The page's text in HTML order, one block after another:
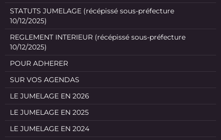
STATUTS JUMELAGE (récépissé sous-préfecture
10/12/2025)
REGLEMENT INTERIEUR (récépissé sous-préfecture
10/12/2025)
POUR ADHERER
SUR VOS AGENDAS
LE JUMELAGE EN 2026
LE JUMELAGE EN 2025
LE JUMELAGE EN 2024